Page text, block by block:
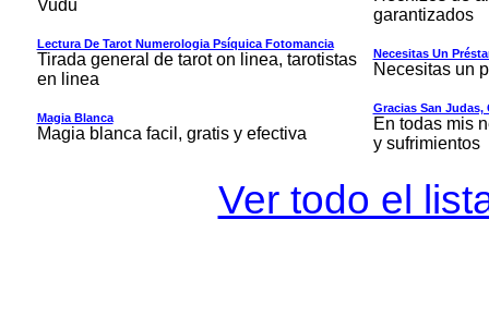
Vudu
garantizados
Lectura De Tarot Numerologia Psíquica Fotomancia
Tirada general de tarot on linea, tarotistas
en linea
Necesitas Un
Necesitas un
Magia Blanca
Magia blanca facil, gratis y efectiva
Gracias San Judas,
En todas mis
y sufrimientos
Ver todo el